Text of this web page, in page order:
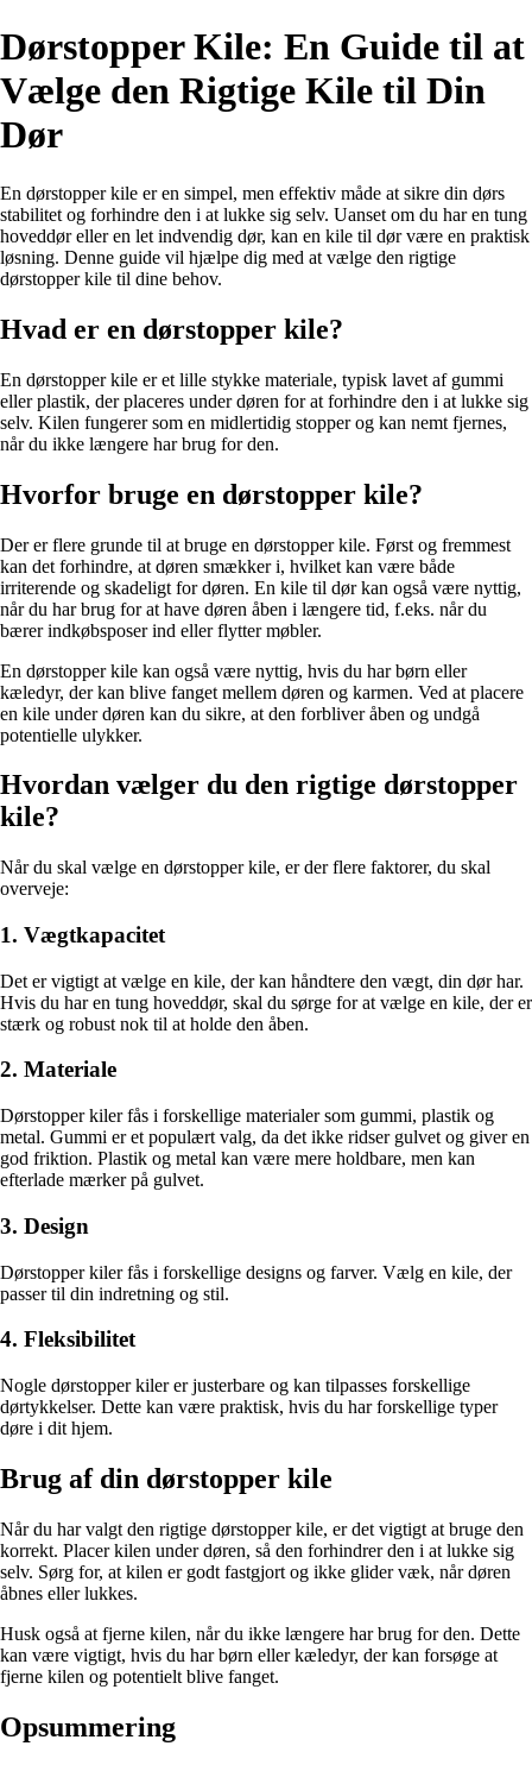
Dørstopper Kile: En Guide til at
Vælge den Rigtige Kile til Din
Dør
En dørstopper kile er en simpel, men effektiv måde at sikre din dørs
stabilitet og forhindre den i at lukke sig selv. Uanset om du har en tung
hoveddør eller en let indvendig dør, kan en kile til dør være en praktisk
løsning. Denne guide vil hjælpe dig med at vælge den rigtige
dørstopper kile til dine behov.
Hvad er en dørstopper kile?
En dørstopper kile er et lille stykke materiale, typisk lavet af gummi
eller plastik, der placeres under døren for at forhindre den i at lukke sig
selv. Kilen fungerer som en midlertidig stopper og kan nemt fjernes,
når du ikke længere har brug for den.
Hvorfor bruge en dørstopper kile?
Der er flere grunde til at bruge en dørstopper kile. Først og fremmest
kan det forhindre, at døren smækker i, hvilket kan være både
irriterende og skadeligt for døren. En kile til dør kan også være nyttig,
når du har brug for at have døren åben i længere tid, f.eks. når du
bærer indkøbsposer ind eller flytter møbler.
En dørstopper kile kan også være nyttig, hvis du har børn eller
kæledyr, der kan blive fanget mellem døren og karmen. Ved at placere
en kile under døren kan du sikre, at den forbliver åben og undgå
potentielle ulykker.
Hvordan vælger du den rigtige dørstopper
kile?
Når du skal vælge en dørstopper kile, er der flere faktorer, du skal
overveje:
1. Vægtkapacitet
Det er vigtigt at vælge en kile, der kan håndtere den vægt, din dør har.
Hvis du har en tung hoveddør, skal du sørge for at vælge en kile, der er
stærk og robust nok til at holde den åben.
2. Materiale
Dørstopper kiler fås i forskellige materialer som gummi, plastik og
metal. Gummi er et populært valg, da det ikke ridser gulvet og giver en
god friktion. Plastik og metal kan være mere holdbare, men kan
efterlade mærker på gulvet.
3. Design
Dørstopper kiler fås i forskellige designs og farver. Vælg en kile, der
passer til din indretning og stil.
4. Fleksibilitet
Nogle dørstopper kiler er justerbare og kan tilpasses forskellige
dørtykkelser. Dette kan være praktisk, hvis du har forskellige typer
døre i dit hjem.
Brug af din dørstopper kile
Når du har valgt den rigtige dørstopper kile, er det vigtigt at bruge den
korrekt. Placer kilen under døren, så den forhindrer den i at lukke sig
selv. Sørg for, at kilen er godt fastgjort og ikke glider væk, når døren
åbnes eller lukkes.
Husk også at fjerne kilen, når du ikke længere har brug for den. Dette
kan være vigtigt, hvis du har børn eller kæledyr, der kan forsøge at
fjerne kilen og potentielt blive fanget.
Opsummering